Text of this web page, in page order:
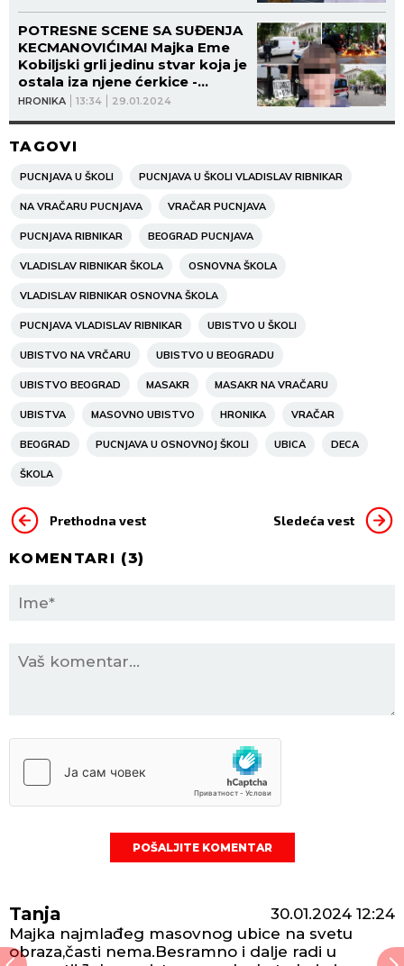
HRONIKA 13:34 29.01.2024
POTRESNE SCENE SA SUĐENJA
KECMANOVIĆIMA! Majka Eme
Kobiljski grli jedinu stvar koja je
ostala iza njene ćerkice -
suzama natapa sliku svog
TAGOVI
PUCNJAVA U ŠKOLI PUCNJAVA U ŠKOLI VLADISLAV RIBNIKAR
NA VRAČARU PUCNJAVA VRAČAR PUCNJAVA
PUCNJAVA RIBNIKAR BEOGRAD PUCNJAVA
VLADISLAV RIBNIKAR ŠKOLA OSNOVNA ŠKOLA
VLADISLAV RIBNIKAR OSNOVNA ŠKOLA
PUCNJAVA VLADISLAV RIBNIKAR UBISTVO U ŠKOLI
UBISTVO NA VRČARU UBISTVO U BEOGRADU
UBISTVO BEOGRAD MASAKR MASAKR NA VRAČARU
UBISTVA MASOVNO UBISTVO HRONIKA VRAČAR
BEOGRAD PUCNJAVA U OSNOVNOJ ŠKOLI UBICA DECA
ŠKOLA
Prethodna vest Sledeća vest
KOMENTARI (3)
POŠALJITE KOMENTAR
Tanja 30.01.2024 12:24
Majka najmlađeg masovnog ubice na svetu
obraza,časti nema.Besramno i dalje radi u